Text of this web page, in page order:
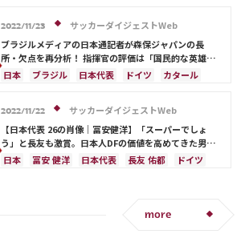
デンマーク
フランス セネガル
カメルーン
オーストラリア
吉田 麻也 原口 元気
遠藤 航
大迫 勇也
2022/11/23
サッカーダイジェストWeb
ブラジルメディアの日本通記者が森保ジャパンの長
所・欠点を再分析！ 指揮官の評価は「国民的な英雄に
なるか、失敗の主犯になるか…」【W杯】
日本 ブラジル 日本代表 ドイツ
カタール
プレーオフ
コスタリカ 長友 佑都
南野 拓実
古橋 亨梧
大迫 勇也
2022/11/22
サッカーダイジェストWeb
【日本代表 26の肖像｜冨安健洋】「スーパーでしょ
う」と長友も激賞。日本人DFの価値を高めてきた男の
最大の敵は？
日本 冨安 健洋 日本代表 長友 佑都
ドイツ
more